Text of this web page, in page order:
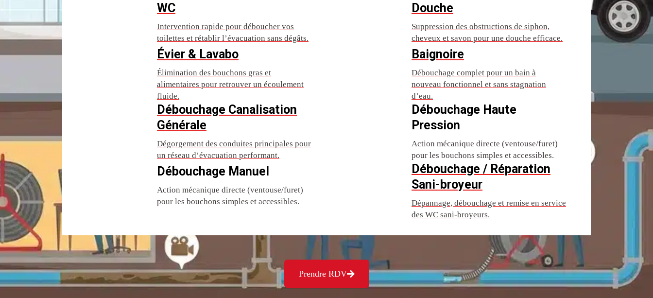
WC
Intervention rapide pour déboucher vos
toilettes et rétablir l’évacuation sans dégâts.
Évier & Lavabo
Élimination des bouchons gras et
alimentaires pour retrouver un écoulement
fluide.
Débouchage Canalisation
Générale
Dégorgement des conduites principales pour
un réseau d’évacuation performant.
Débouchage Manuel
Action mécanique directe (ventouse/furet)
pour les bouchons simples et accessibles.
Douche
Suppression des obstructions de siphon,
cheveux et savon pour une douche efficace.
Baignoire
Débouchage complet pour un bain à
nouveau fonctionnel et sans stagnation
d’eau.
Débouchage Haute
Pression
Action mécanique directe (ventouse/furet)
pour les bouchons simples et accessibles.
Débouchage / Réparation
Sani-broyeur
Dépannage, débouchage et remise en service
des WC sani-broyeurs.
Prendre RDV